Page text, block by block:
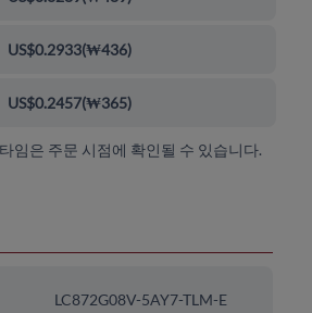
US$0.2933(₩436)
US$0.2457(₩365)
임은 주문 시점에 확인될 수 있습니다.
LC872G08V-5AY7-TLM-E